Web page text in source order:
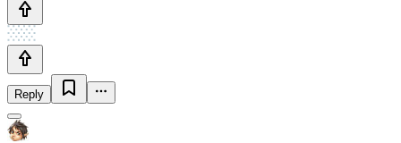
Reply